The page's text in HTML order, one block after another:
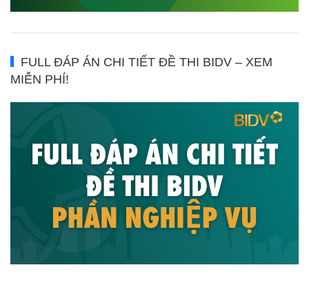
FULL ĐÁP ÁN CHI TIẾT ĐỀ THI BIDV – XEM
MIỄN PHÍ!